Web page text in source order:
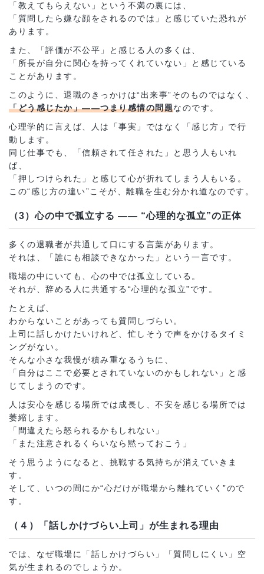
「教えてもらえない」という不満の裏には、
「質問したら嫌な顔をされるのでは」と感じていた恐れが
あります。
また、「評価が不公平」と感じる人の多くは、
「所長が自分に関心を持ってくれていない」と感じている
ことがあります。
このように、退職のきっかけは“出来事”そのものではなく、
「どう感じたか」――つまり感情の問題なのです。
心理学的に言えば、人は「事実」ではなく「感じ方」で行
動します。
同じ仕事でも、「信頼されて任された」と思う人もいれ
ば、
「押しつけられた」と感じて心が折れてしまう人もいる。
この“感じ方の違い”こそが、離職を生む分かれ道なのです。
（3）心の中で孤立する ―― “心理的な孤立”の正体
多くの退職者が共通して口にする言葉があります。
それは、「誰にも相談できなかった」という一言です。
職場の中にいても、心の中では孤立している。
それが、辞める人に共通する“心理的な孤立”です。
たとえば、
わからないことがあっても質問しづらい。
上司に話しかけたいけれど、忙しそうで声をかけるタイミ
ングがない。
そんな小さな我慢が積み重なるうちに、
「自分はここで必要とされていないのかもしれない」と感
じてしまうのです。
人は安心を感じる場所では成長し、不安を感じる場所では
萎縮します。
「間違えたら怒られるかもしれない」
「また注意されるくらいなら黙っておこう」
そう思うようになると、挑戦する気持ちが消えていきま
す。
そして、いつの間にか“心だけが職場から離れていく”ので
す。
（４）「話しかけづらい上司」が生まれる理由
では、なぜ職場に「話しかけづらい」「質問しにくい」空
気が生まれるのでしょうか。